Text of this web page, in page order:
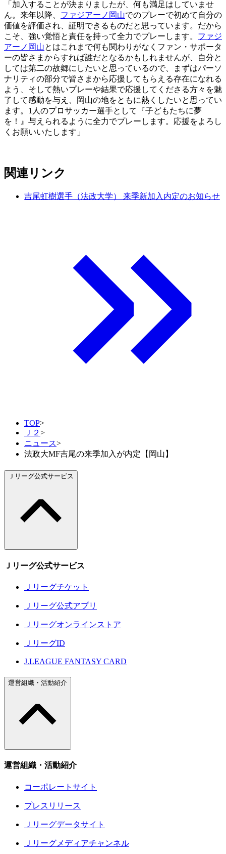
「加入することが決まりましたが、何も満足はしていませ
ん。来年以降、 ファジアーノ岡山でのプレーで初めて自分の
価値を評価され、証明できるものだと思っています。だから
こそ、強い覚悟と責任を持って全力でプレーします。 ファジ
アーノ岡山とはこれまで何も関わりがなくファン・サポータ
ーの皆さまからすれば誰だとなるかもしれませんが、自分と
しては第二の故郷にしたいと思っているので、まずはパーソ
ナリティの部分で皆さまから応援してもらえる存在になれる
よう、そして熱いプレーや結果で応援してくださる方々を魅
了して感動を与え、岡山の地をともに熱くしたいと思ってい
ます。1人のプロサッカー選手として『子どもたちに夢
を！』与えられるように全力でプレーします。応援をよろし
くお願いいたします」
関連リンク
吉尾虹樹選手（法政大学） 来季新加入内定のお知らせ
TOP>
Ｊ２ >
ニュース>
法政大MF吉尾の来季加入が内定【岡山】
Ｊリーグ公式サービス
Ｊリーグ公式サービス
Ｊリーグチケット
Ｊリーグ公式アプリ
Ｊリーグオンラインストア
ＪリーグID
J.LEAGUE FANTASY CARD
運営組織・活動紹介
運営組織・活動紹介
コーポレートサイト
プレスリリース
Ｊリーグデータサイト
Ｊリーグメディアチャンネル